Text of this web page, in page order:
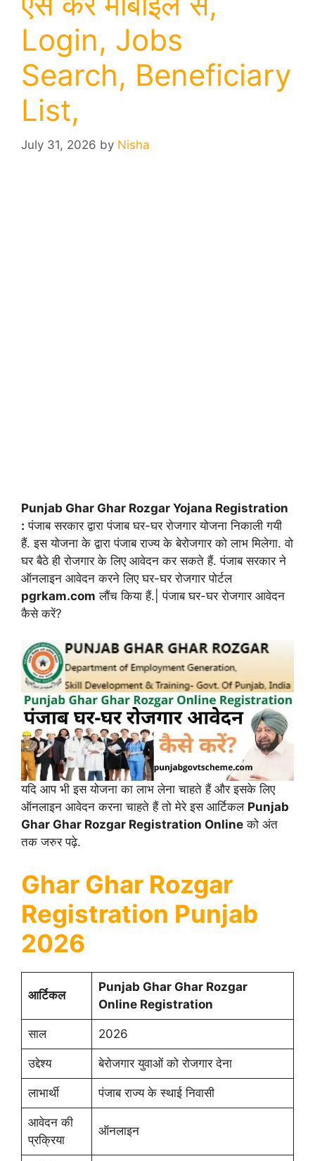
Login, Jobs
Search, Beneficiary
List,
July 31, 2026 by Nisha
Punjab Ghar Ghar Rozgar Yojana Registration
: पंजाब सरकार द्वारा पंजाब घर-घर रोजगार योजना निकाली गयी
हैं. इस योजना के द्वारा पंजाब राज्य के बेरोजगार को लाभ मिलेगा. वो
घर बैठे ही रोजगार के लिए आवेदन कर सकते हैं. पंजाब सरकार ने
ऑनलाइन आवेदन करने लिए घर-घर रोजगार पोर्टल
pgrkam.com लौंच किया हैं.| पंजाब घर-घर रोजगार आवेदन
कैसे करें?
यदि आप भी इस योजना का लाभ लेना चाहते हैं और इसके लिए
ऑनलाइन आवेदन करना चाहते हैं तो मेरे इस आर्टिकल Punjab
Ghar Ghar Rozgar Registration Online को अंत
तक जरुर पढ़े.
Ghar Ghar Rozgar
Registration Punjab
2026
आर्टिकल
Punjab Ghar Ghar Rozgar
Online Registration
साल 2026
उद्देश्य बेरोजगार युवाओं को रोजगार देना
लाभार्थी पंजाब राज्य के स्थाई निवासी
आवेदन की
प्रक्रिया
ऑनलाइन